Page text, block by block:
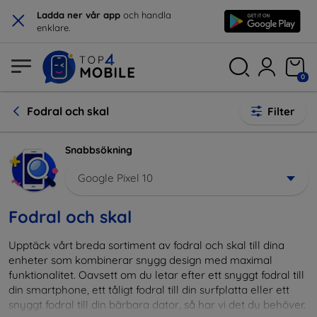
× Ladda ner vår app och handla
enklare.
0
Fodral och skal Filter
Snabbsökning
Google Pixel 10
Fodral och skal
Upptäck vårt breda sortiment av fodral och skal till dina
enheter som kombinerar snygg design med maximal
funktionalitet. Oavsett om du letar efter ett snyggt fodral till
din smartphone, ett tåligt fodral till din surfplatta eller ett
snyggt fodral till din bärbara dator, så har vi det du behöver.